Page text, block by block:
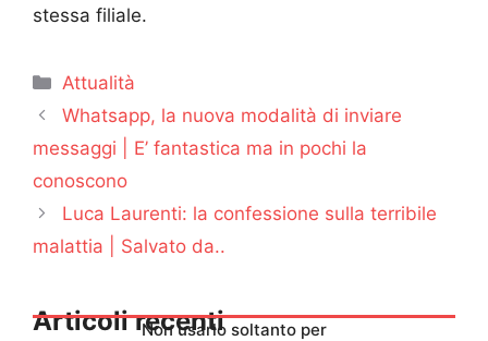
stessa filiale.
Categorie
Attualità
Whatsapp, la nuova modalità di inviare
messaggi | E’ fantastica ma in pochi la
conoscono
Luca Laurenti: la confessione sulla terribile
malattia | Salvato da..
Articoli recentiNon usarlo soltanto per